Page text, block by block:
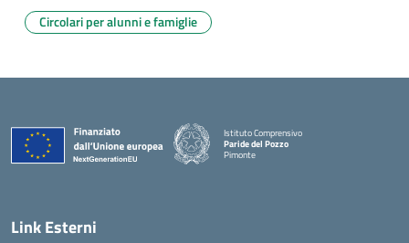
Circolari per alunni e famiglie
Istituto Comprensivo
Paride del Pozzo
Pimonte
Link Esterni